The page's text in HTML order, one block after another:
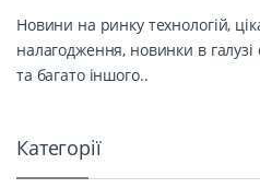
Новини на ринку технологій,
налагодження, новинки в
та багато іншого..
Категорії